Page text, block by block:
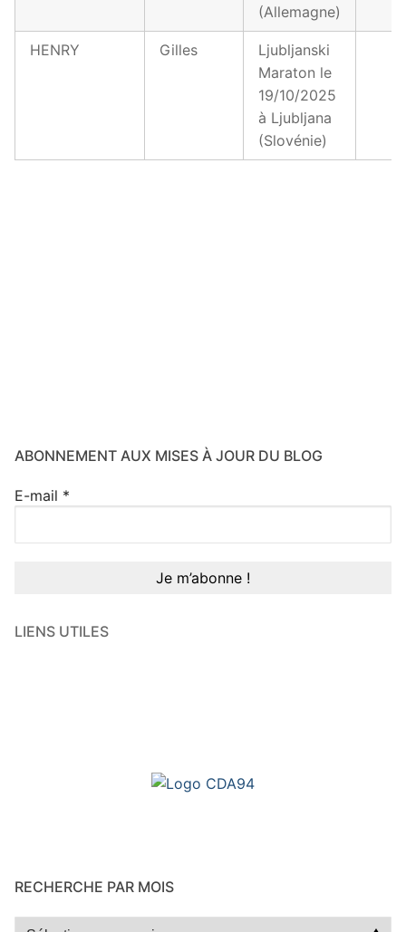
(Allemagne)
HENRY Gilles
Ljubljanski
Maraton le
19/10/2025
à Ljubljana
(Slovénie)
ABONNEMENT AUX MISES À JOUR DU BLOG
E-mail *
LIENS UTILES
RECHERCHE PAR MOIS
Recherche